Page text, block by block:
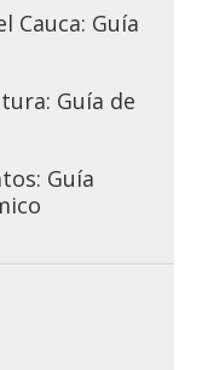
Cauca: Guía
Guía de
Guía